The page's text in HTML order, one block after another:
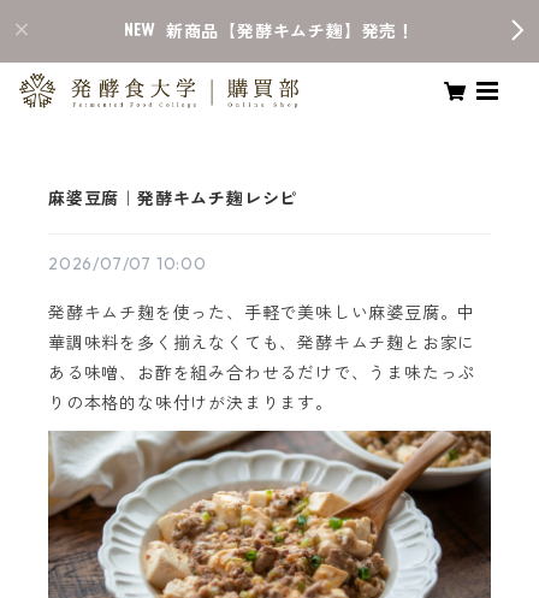
新商品【発酵キムチ麹】発売！
麻婆豆腐｜発酵キムチ麹レシピ
2026/07/07 10:00
発酵キムチ麹を使った、手軽で美味しい麻婆豆腐。中
華調味料を多く揃えなくても、発酵キムチ麹とお家に
ある味噌、お酢を組み合わせるだけで、うま味たっぷ
りの本格的な味付けが決まります。